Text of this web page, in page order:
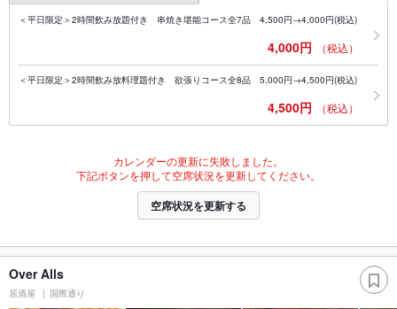
＜平日限定＞2時間飲み放題付き 串焼き堪能コース全7品 4,500円→4,000円(税込)
4,000円 （税込）
＜平日限定＞2時間飲み放料理題付き 欲張りコース全8品 5,000円→4,500円(税込)
4,500円 （税込）
カレンダーの更新に失敗しました。
下記ボタンを押して空席状況を更新してください。
空席状況を更新する
Over Alls
居酒屋 国際通り